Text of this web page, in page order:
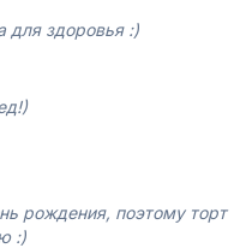
для здоровья :)
рождения, поэтому торт
:)